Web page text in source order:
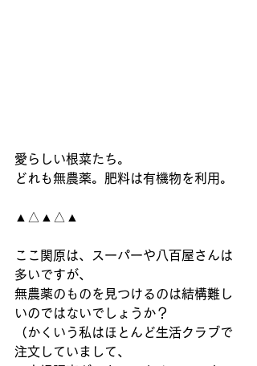
愛らしい根菜たち。
どれも無農薬。肥料は有機物を利用。
▲△▲△▲
ここ関原は、スーパーや八百屋さんは
多いですが、
無農薬のものを見つけるのは結構難し
いのではないでしょうか？
（かくいう私はほとんど生活クラブで
注文していまして、